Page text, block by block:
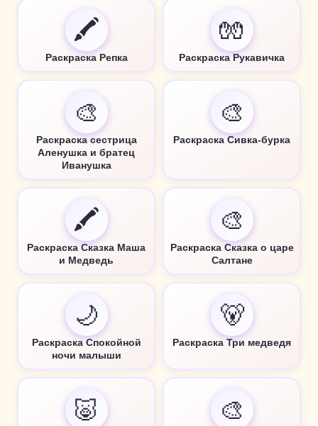
🖍️
Раскраска Репка
🧤
Раскраска Рукавичка
🎨
Раскраска сестрица
Аленушка и братец
Иванушка
🎨
Раскраска Сивка-бурка
🖍️
Раскраска Сказка Маша
и Медведь
🎨
Раскраска Сказка о царе
Салтане
🌙
Раскраска Спокойной
ночи малыши
🐻
Раскраска Три медведя
🐷 🎨